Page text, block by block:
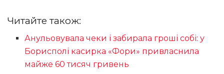
Читайте також:
Анульовувала чеки і забирала гроші собі: у
Борисполі касирка «Фори» привласнила
майже 60 тисяч гривень